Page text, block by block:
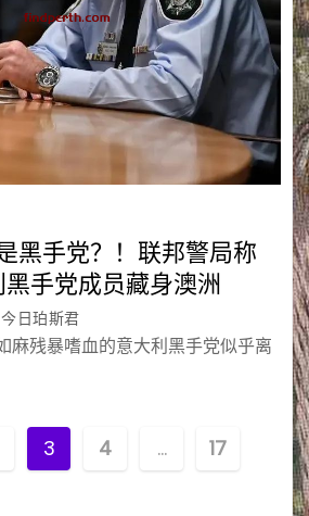
黑手党？！联邦警局称
手党成员藏身澳洲
今日珀斯君
麻残暴嗜血的意大利黑手党似乎离
3 4 … 17